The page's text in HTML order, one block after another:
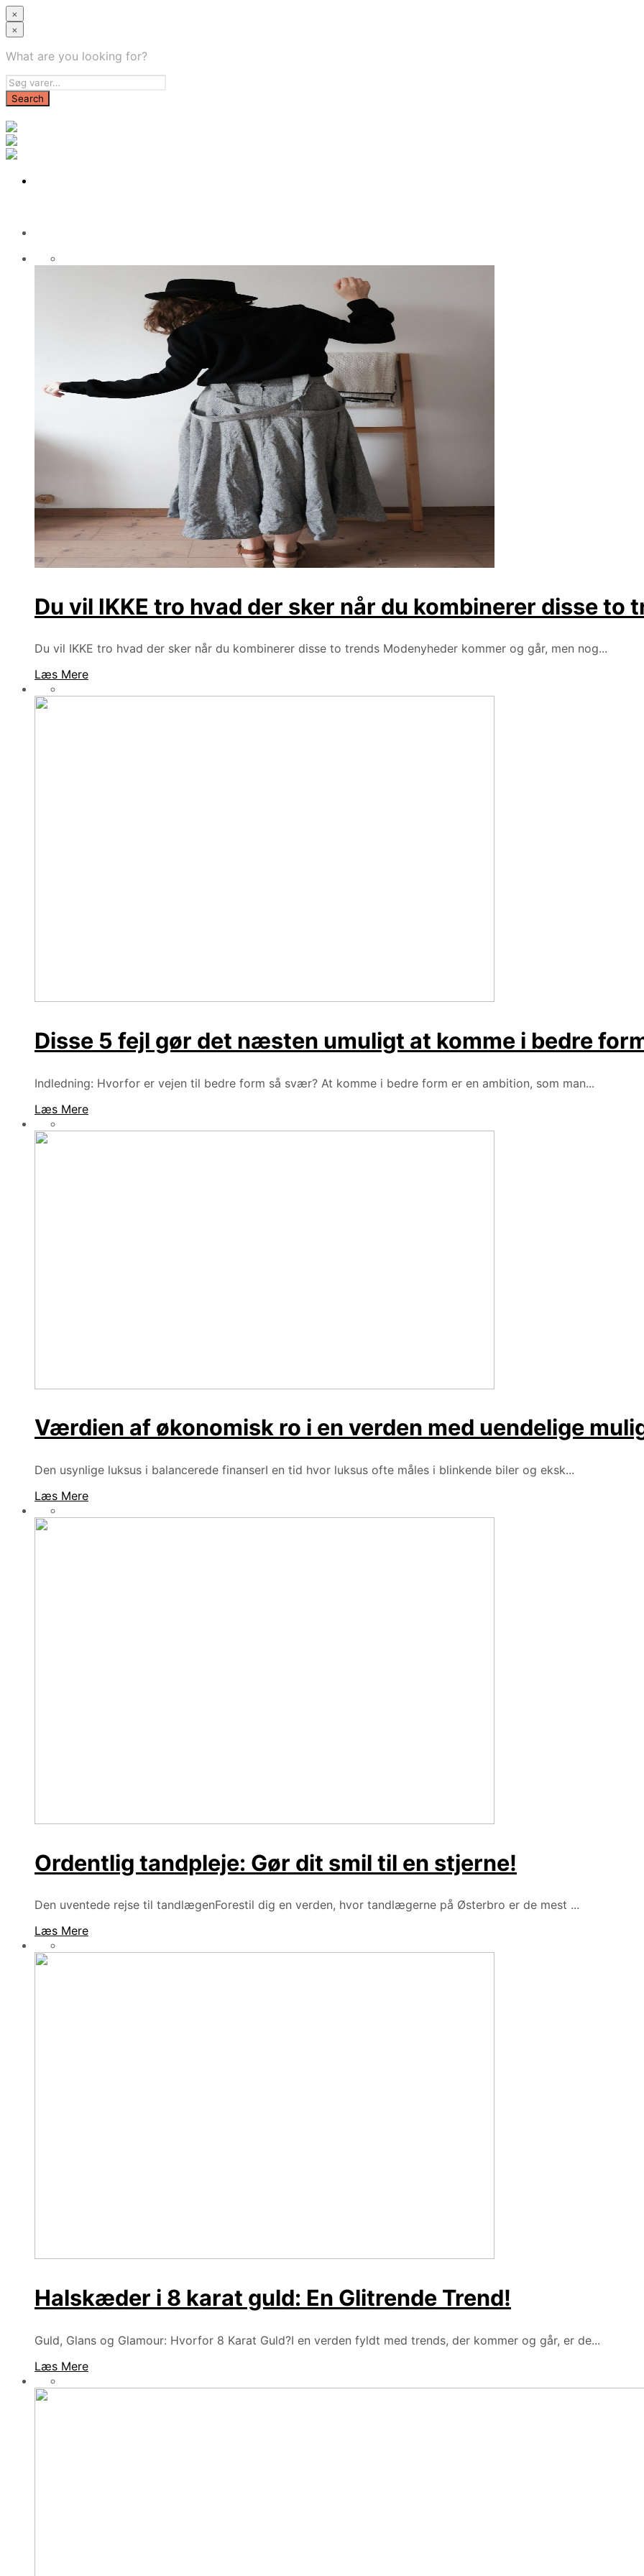
×
×
What are you looking for?
Du vil IKKE tro hvad der sker når du kombinerer disse to
Du vil IKKE tro hvad der sker når du kombinerer disse to trends Modenyheder kommer og går, men nog...
Læs Mere
Disse 5 fejl gør det næsten umuligt at komme i bedre
Indledning: Hvorfor er vejen til bedre form så svær? At komme i bedre form er en ambition, som man...
Læs Mere
Værdien af økonomisk ro i en verden med uendelige
Den usynlige luksus i balancerede finanserI en tid hvor luksus ofte måles i blinkende biler og eksk...
Læs Mere
Ordentlig tandpleje: Gør dit smil til en stjerne!
Den uventede rejse til tandlægenForestil dig en verden, hvor tandlægerne på Østerbro er de mest ...
Læs Mere
Halskæder i 8 karat guld: En Glitrende Trend!
Guld, Glans og Glamour: Hvorfor 8 Karat Guld?I en verden fyldt med trends, der kommer og går, er de...
Læs Mere